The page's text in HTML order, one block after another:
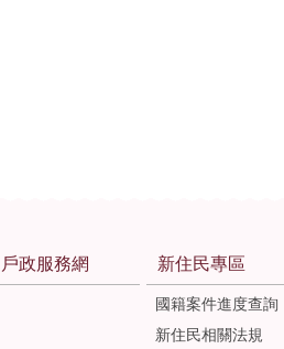
戶政服務網 新住民專區
國籍案件進度查詢
新住民相關法規